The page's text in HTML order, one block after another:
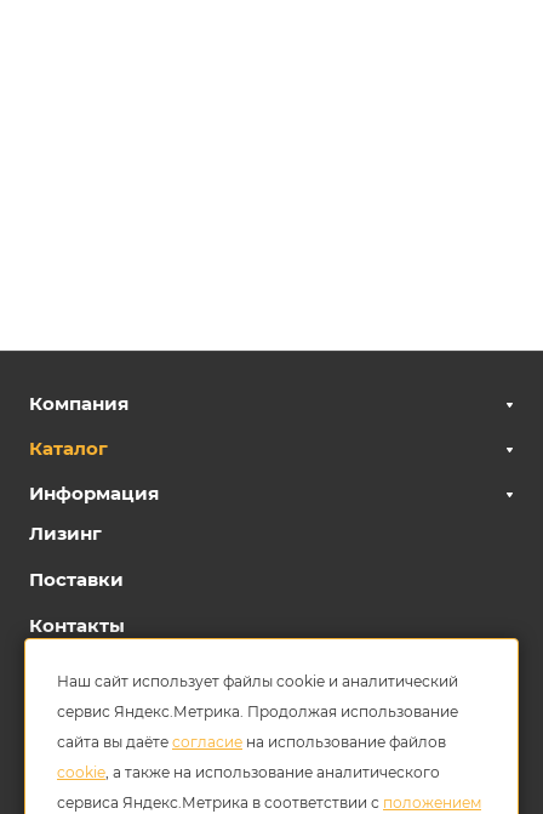
Компания
Каталог
Информация
Лизинг
Поставки
Контакты
info@frontwill.ru
Наш сайт использует файлы cookie и аналитический
сервис Яндекс.Метрика. Продолжая использование
сайта вы даёте согласие на использование файлов
cookie, а также на использование аналитического
сервиса Яндекс.Метрика в соответствии с положением